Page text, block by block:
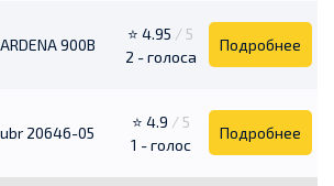
900B
⭐ 4.95 / 5
2 - голоса
Подробнее
20646-05
⭐ 4.9 / 5
1 - голос
Подробнее